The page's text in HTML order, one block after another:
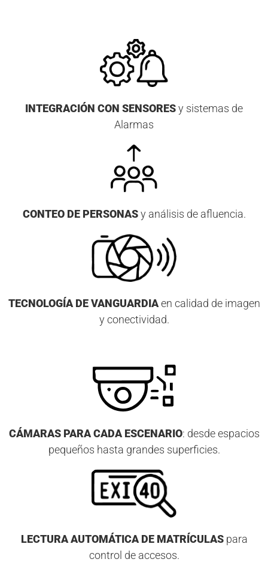
INTEGRACIÓN CON SENSORESy sistemas de
Alarmas
CONTEO DE PERSONASy análisis de afluencia.
TECNOLOGÍA DE VANGUARDIAen calidad de imagen
y conectividad.
CÁMARAS PARA CADA ESCENARIO: desde espacios
pequeños hasta grandes superficies.
LECTURA AUTOMÁTICA DE MATRÍCULASpara
control de accesos.